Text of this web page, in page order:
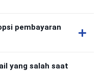
pembayaran
yang salah saat